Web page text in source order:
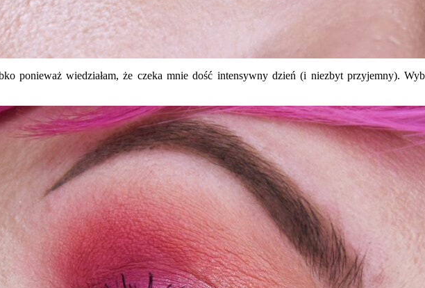
ponieważ wiedziałam, że czeka mnie dość intensywny dzień (i niezbyt przyjemny).